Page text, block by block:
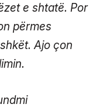
e shtatë. Por
përmes
Ajo çon